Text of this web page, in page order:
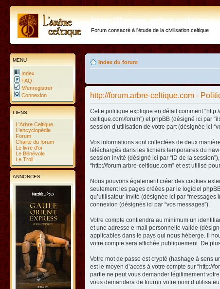
http://forum.arbre-
Forum consacré à l'étude de la civilisation celtique
MENU
Index
FAQ
M’enregistrer
Connexion
LIENS
L'Arbre Celtique
L'encyclopédie
Forum
Charte du forum
Le livre d'or
Le Bénévole
Le Troll
ANNONCES
Index du forum
http://forum.arbre-celtique.com -
Cette politique explique en détail comment
celtique.com/forum”) et phpBB (désigné ici par
session d’utilisation de votre part (désignée ici
Vos informations sont collectées de deux
téléchargés dans les fichiers temporaires du
session invité (désigné ici par “ID de la
“http://forum.arbre-celtique.com” et est utilisé
Nous pouvons également créer des cookies
seulement les pages créées par le logiciel
qu’utilisateur invité (désignée ici par “messages
connexion (désignés ici par “vos messages”).
Votre compte contiendra au minimum un
et une adresse e-mail personnelle valide
applicables dans le pays qui nous héberge. Il
votre compte sera affichée publiquement. De
Votre mot de passe est crypté (hashage à sens
est le moyen d’accès à votre compte sur “http://
partie ne peut vous demander légitimement
vous demandera de fournir votre nom